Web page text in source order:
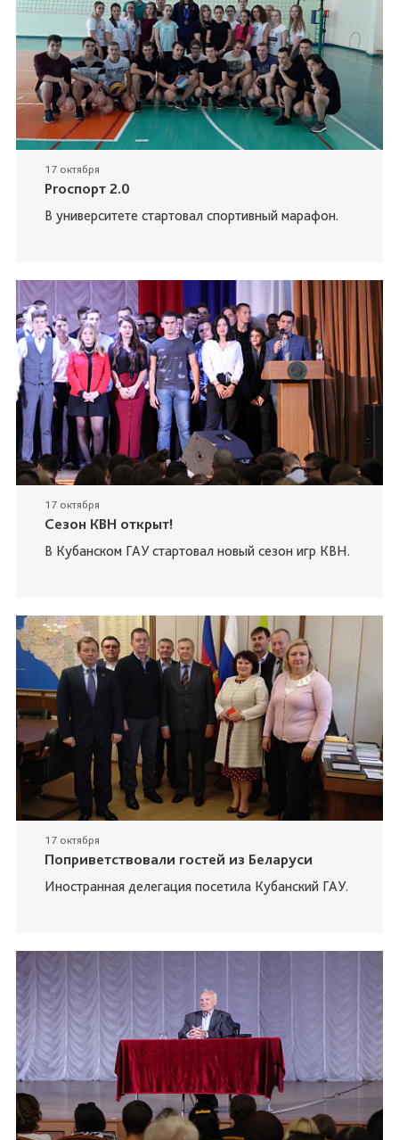
17 октября
Proспорт 2.0
В университете стартовал спортивный марафон.
17 октября
Сезон КВН открыт!
В Кубанском ГАУ стартовал новый сезон игр КВН.
17 октября
Поприветствовали гостей из Беларуси
Иностранная делегация посетила Кубанский ГАУ.